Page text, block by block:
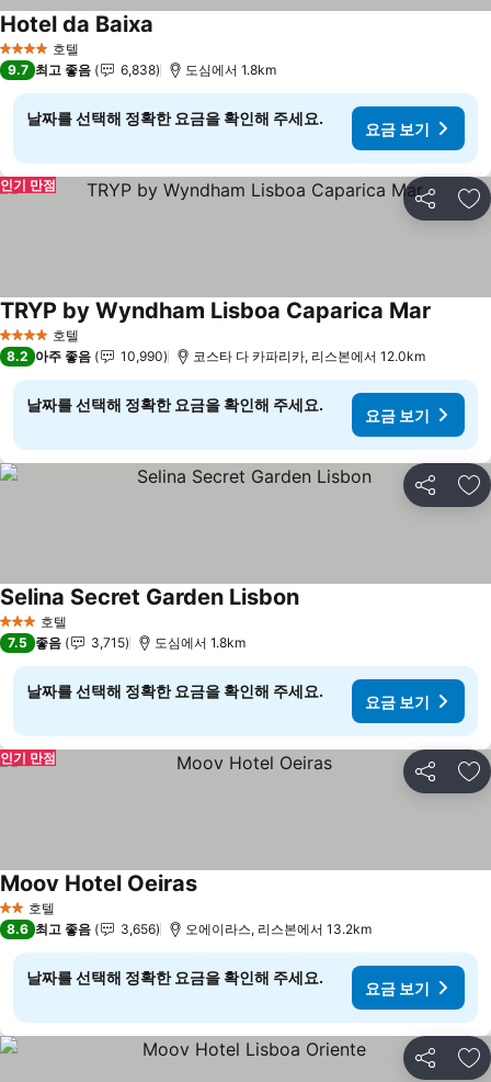
4 성급 호텔
Hotel da Baixa
9.7 최고 좋음 6,838 도심에서 1.8km
날짜를 선택해 정확한 요금을 확인해 주세요.
요금 보기
공유 즐
인기 만점
4 성급 호텔
TRYP by Wyndham Lisboa Caparica Mar
8.2 아주 좋음 10,990 코스타 다 카파리카, 리스본에서 12.0km
날짜를 선택해 정확한 요금을 확인해 주세요.
요금 보기
공유 즐
3 성급 호텔
Selina Secret Garden Lisbon
7.5 좋음 3,715 도심에서 1.8km
날짜를 선택해 정확한 요금을 확인해 주세요.
요금 보기
공유 즐
인기 만점
2 성급호텔
Moov Hotel Oeiras
8.6 최고 좋음 3,656 오에이라스, 리스본에서 13.2km
날짜를 선택해 정확한 요금을 확인해 주세요.
요금 보기
공유 즐